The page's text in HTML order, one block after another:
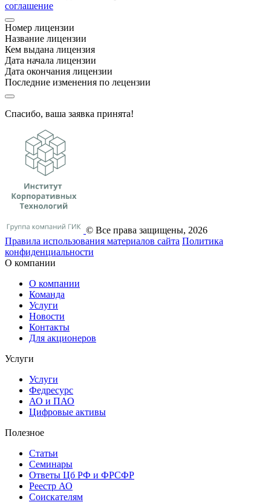
соглашение
Номер лицензии
Название лицензии
Кем выдана лицензия
Дата начала лицензии
Дата окончания лицензии
Последние изменения по лецензии
Спасибо, ваша заявка принята!
© Все права защищены, 2026
Правила использования материалов сайта Политика
конфиденциальности
О компании
О компании
Команда
Услуги
Новости
Контакты
Для акционеров
Услуги
Услуги
Федресурс
АО и ПАО
Цифровые активы
Полезное
Статьи
Cеминары
Ответы Цб РФ и ФРСФР
Реестр АО
Соискателям